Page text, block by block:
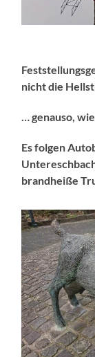
nicht die
… genauso,
Es folgen
brandheiße